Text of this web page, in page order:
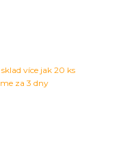
více jak 20 ks
za 3 dny